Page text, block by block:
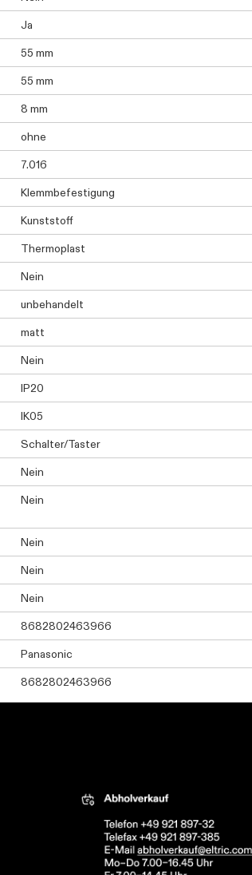
Ja
55 mm
55 mm
8 mm
ohne
7.016
Klemmbefestigung
Kunststoff
Thermoplast
Nein
unbehandelt
matt
Nein
IP20
IK05
Schalter/Taster
Nein
Nein
Nein
Nein
Nein
8682802463966
Panasonic
8682802463966